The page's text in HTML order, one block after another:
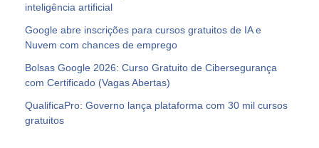
inteligência artificial
Google abre inscrições para cursos gratuitos de IA e
Nuvem com chances de emprego
Bolsas Google 2026: Curso Gratuito de Cibersegurança
com Certificado (Vagas Abertas)
QualificaPro: Governo lança plataforma com 30 mil cursos
gratuitos